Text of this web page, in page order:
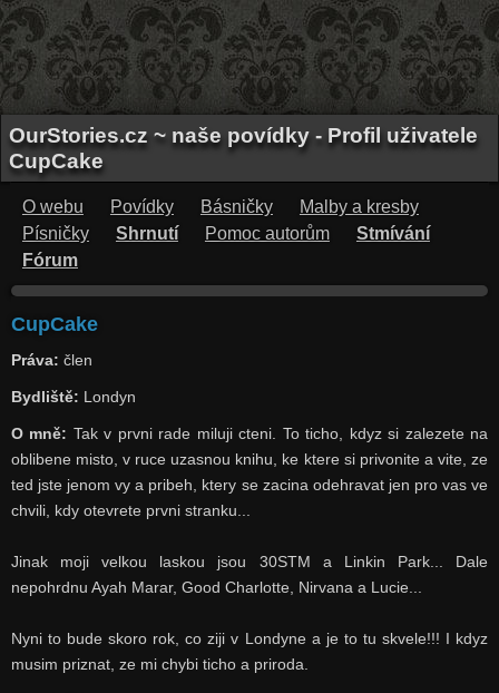
OurStories.cz ~ naše povídky - Profil uživatele
CupCake
O webu Povídky Básničky
Malby a kresby
Písničky
Shrnutí Pomoc autorům
Stmívání
Fórum
CupCake
Práva: člen
Bydliště: Londyn
O mně: Tak v prvni rade miluji cteni. To ticho, kdyz si zalezete na
oblibene misto, v ruce uzasnou knihu, ke ktere si privonite a vite, ze
ted jste jenom vy a pribeh, ktery se zacina odehravat jen pro vas ve
chvili, kdy otevrete prvni stranku...
Jinak moji velkou laskou jsou 30STM a Linkin Park... Dale
nepohrdnu Ayah Marar, Good Charlotte, Nirvana a Lucie...
Nyni to bude skoro rok, co ziji v Londyne a je to tu skvele!!! I kdyz
musim priznat, ze mi chybi ticho a priroda.